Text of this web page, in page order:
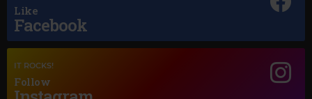
Magic Jazz
NAT KING COLE UNFORGETTABLE
Like
Facebook
IT ROCKS!
Follow